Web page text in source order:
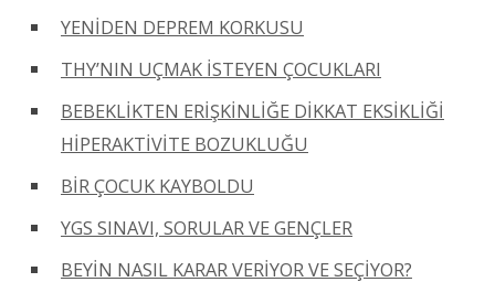
YENİDEN DEPREM KORKUSU
THY’NIN UÇMAK İSTEYEN ÇOCUKLARI
BEBEKLİKTEN ERİŞKİNLİĞE DİKKAT EKSİKLİĞİ
HİPERAKTİVİTE BOZUKLUĞU
BİR ÇOCUK KAYBOLDU
YGS SINAVI, SORULAR VE GENÇLER
BEYİN NASIL KARAR VERİYOR VE SEÇİYOR?